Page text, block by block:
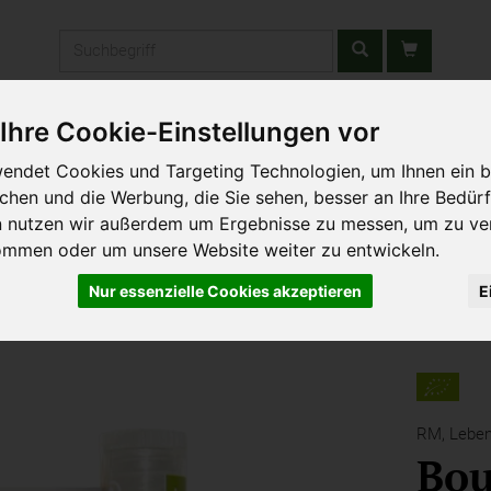
Cookie-Einstellungen vor
Cookies und Targeting Technologien, um Ihnen ein
und die Werbung, die Sie sehen, besser an Ihre
nutzen wir außerdem um Ergebnisse zu messen, um zu
oder um unsere Website weiter zu entwickeln.
Nur essenzielle Cookies akzeptieren
& Schulen Liefergebiet Wochenmarkt
RM,